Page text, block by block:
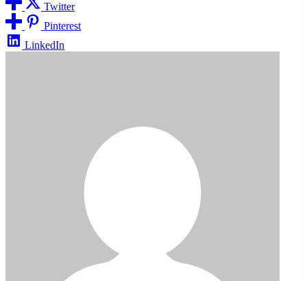
Twitter
Pinterest
LinkedIn